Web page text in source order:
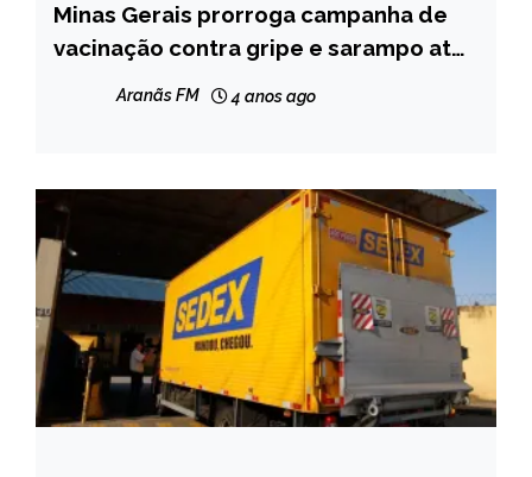
MINAS
GERAIS
NOTÍCIAS
Minas Gerais prorroga campanha de
vacinação contra gripe e sarampo até
Aranãs FM 4 anos ago